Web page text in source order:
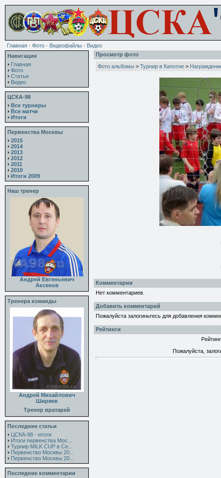
Главная · Фото · Видеофайлы · Видео
Навигация
Главная
Фото
Статьи
Видео
ЦСКА-98
Все турниры
Все матчи
Итоги
Первенства Москвы
2015
2014
2013
2012
2011
2010
Итоги 2009
Наш тренер
Андрей Евгеньевич
Аксенов
Тренера команды
Андрей Михайлович
Ширяев
Тренер вратарей
Последние статьи
ЦСКА-98 - итоги
Итоги первенства Мос...
Турнир MILK CUP в Се...
Первенство Москвы 20...
Первенство Москвы 20...
Последние комментарии
Просмотр фото
Фото альбомы > Турнир в Капотне >
Комментарии
Нет комментариев.
Добавить комментарий
Пожалуйста залогиньтесь для добавления
Рейтинги
Пожалуйста,